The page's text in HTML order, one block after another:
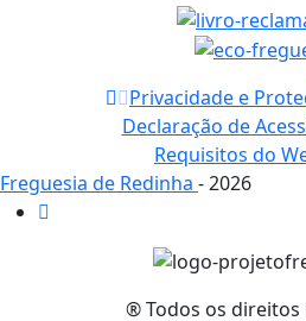
Privacidade e
Declaração de
Requisitos do
Freguesia de Redinha - 2026
® Todos os direitos